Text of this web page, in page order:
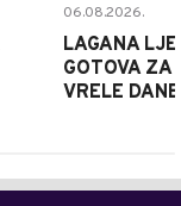
06.08.2026.
LAGANA
GOTOVA ZA
VRELE DANE